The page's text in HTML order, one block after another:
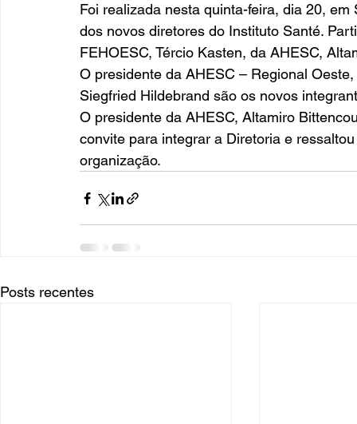
Foi realizada nesta quinta-feira, dia 20,
dos novos diretores do Instituto Santé.
FEHOESC, Tércio Kasten, da AHESC,
O presidente da AHESC – Regional
Siegfried Hildebrand são os novos
O presidente da AHESC, Altamiro
convite para integrar a Diretoria e
organização.
Posts recentes